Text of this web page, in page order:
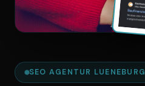
SEO AGENTUR LUENEBURG